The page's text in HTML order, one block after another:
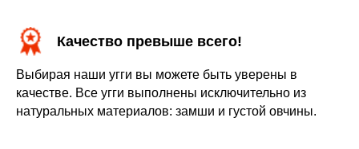
Качество превыше всего!
Выбирая наши угги вы можете быть уверены в
качестве. Все угги выполнены исключительно из
натуральных материалов: замши и густой овчины.